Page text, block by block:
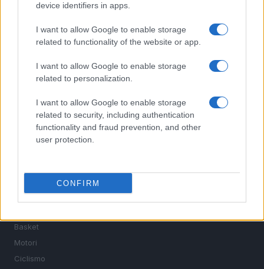
device identifiers in apps.
I want to allow Google to enable storage
related to functionality of the website or app.
I want to allow Google to enable storage
related to personalization.
I want to allow Google to enable storage
related to security, including authentication
functionality and fraud prevention, and other
user protection.
CONFIRM
Sportmagazine: notizie, approfondimenti e classifiche su
calcio, basket, tennis, ciclismo, motori, Formula 1,
MotoGP e Olimpiadi. Le ultime news dalle competizioni
nazionali e internazionali, gli highlight delle partite, le
interviste ai protagonisti e i risultati in tempo reale di tutte
le discipline che fanno emozionare gli appassionati di
Calcio
Basket
Motori
Ciclismo